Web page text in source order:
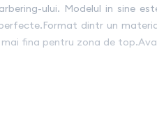
ului. Modelul in sine
dintr un
fina pentru zona de